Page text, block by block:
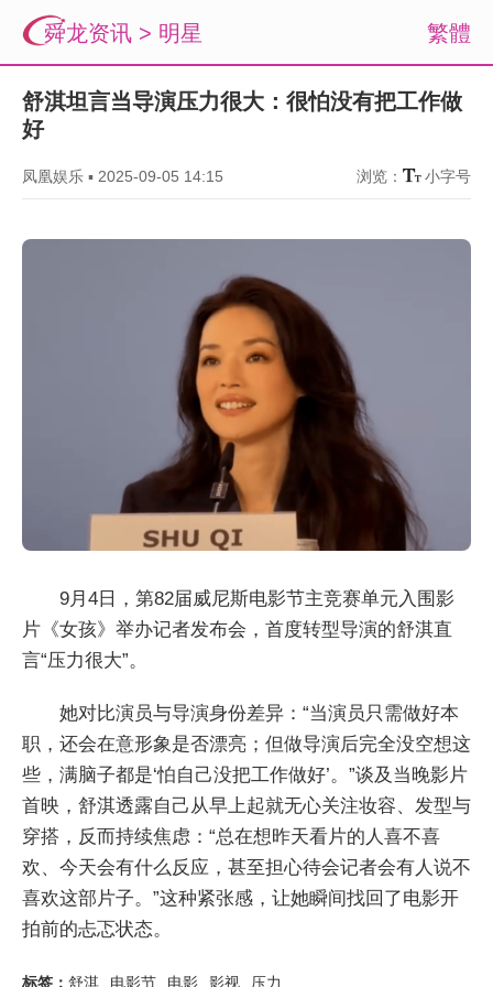
繁體
舜龙资讯 > 明星
舒淇坦言当导演压力很大：很怕没有把工作做
好
凤凰娱乐 ▪ 2025-09-05 14:15 浏览： 小字号
9月4日，第82届威尼斯电影节主竞赛单元入围影
片《女孩》举办记者发布会，首度转型导演的舒淇直
言“压力很大”。
她对比演员与导演身份差异：“当演员只需做好本
职，还会在意形象是否漂亮；但做导演后完全没空想这
些，满脑子都是‘怕自己没把工作做好’。”谈及当晚影片
首映，舒淇透露自己从早上起就无心关注妆容、发型与
穿搭，反而持续焦虑：“总在想昨天看片的人喜不喜
欢、今天会有什么反应，甚至担心待会记者会有人说不
喜欢这部片子。”这种紧张感，让她瞬间找回了电影开
拍前的忐忑状态。
标签： 舒淇 电影节 电影 影视 压力